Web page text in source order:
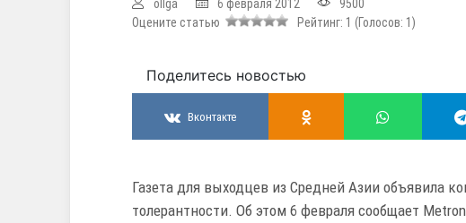
ollga 6 февраля 2012
9500
Оцените статью
Рейтинг: 1 (Голосов: 1 )
Поделитесь новостью
Вконтакте
Газета для выходцев из Средней Азии объявила
толерантности. Об этом 6 февраля сообщает